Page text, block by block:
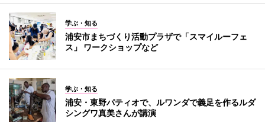
学ぶ・知る
浦安市まちづくり活動プラザで「スマイルーフェ
ス」 ワークショップなど
学ぶ・知る
浦安・東野パティオで、ルワンダで義足を作るルダ
シングワ真美さんが講演